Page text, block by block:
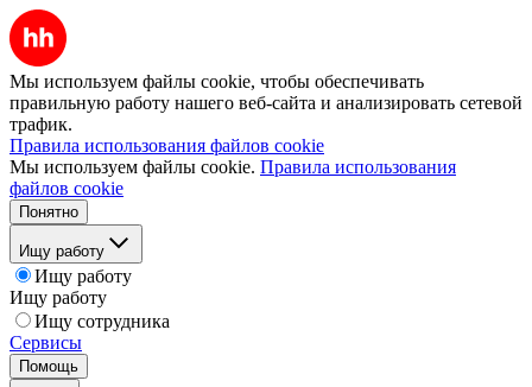
Мы используем файлы cookie, чтобы обеспечивать
правильную работу нашего веб-сайта и анализировать сетевой
трафик.
Правила использования файлов cookie
Мы используем файлы cookie. Правила использования
файлов cookie
Понятно
Ищу работу
Ищу работу
Ищу работу
Ищу сотрудника
Сервисы
Помощь